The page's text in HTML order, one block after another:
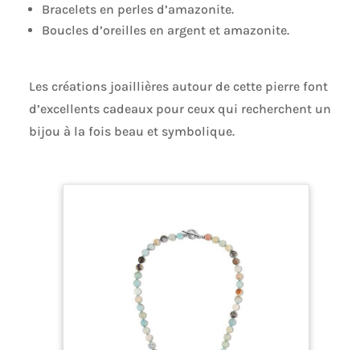
Bracelets en perles d’amazonite.
Boucles d’oreilles en argent et amazonite.
Les créations joaillières autour de cette pierre font
d’excellents cadeaux pour ceux qui recherchent un
bijou à la fois beau et symbolique.